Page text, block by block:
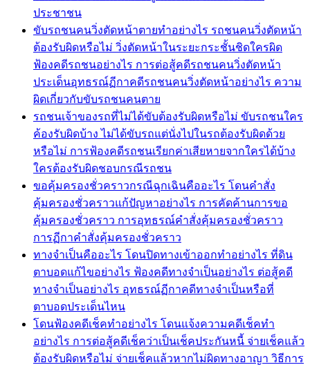
ประชาชน
ขับรถชนคนวิ่งตัดหน้าตายทำอย่างไร รถชนคนวิ่งตัดหน้า
ต้องรับผิดหรือไม่ วิ่งตัดหน้าในระยะกระชั้นชิดใครผิด
ฟ้องคดีรถชนอย่างไร การต่อสู้คดีรถชนคนวิ่งตัดหน้า
ประเด็นอุทธรณ์ฏีกาคดีรถชนคนวิ่งตัดหน้าอย่างไร ความ
ผิดเกี่ยวกับขับรถชนคนตาย
รถชนเจ้าของรถที่ไม่ได้ขับต้องรับผิดหรือไม่ ขับรถชนใคร
ค้องรับผิดบ้าง ไม่ได้ขับรถแต่นั่งไปในรถต้องรับผิดด้วย
หรือไม่ การฟ้องคดีรถชนเรียกค่าเสียหายจากใครได้บ้าง
ใครต้องรับผิดชอบกรณีรถชน
ขอคุ้มครองชั่วคราวกรณีฉุกเฉินคืออะไร โดนคำสั่ง
คุ้มครองชั่วคราวแก้ปัญหาอย่างไร การคัดค้านการขอ
คุ้มครองชั่วคราว การอุทธรณ์คำสั่งคุ้มครองชั่วคราว
การฏีกาคำสั่งคุ้มครองชั่วคราว
ทางจำเป็นคืออะไร โดนปิดทางเข้าออกทำอย่างไร ที่ดิน
ตาบอดแก้ไขอย่างไร ฟ้องคดีทางจำเป็นอย่างไร ต่อสู้คดี
ทางจำเป็นอย่างไร อุทธรณ์ฏีกาคดีทางจำเป็นหรือที่
ตาบอดประเด็นไหน
โดนฟ้องคดีเช็คทำอย่างไร โดนแจ้งความคดีเช็คทำ
อย่างไร การต่อสู้คดีเช็คว่าเป็นเช็คประกันหนี้ จ่ายเช็คแล้ว
ต้องรับผิดหรือไม่ จ่ายเช็คแล้วหากไม่ผิดทางอาญา วิธีการ